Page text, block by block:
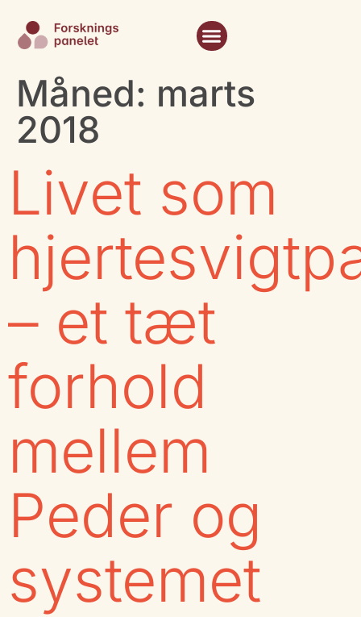
Måned: marts
2018
Livet som
– et tæt
forhold
mellem
Peder og
systemet